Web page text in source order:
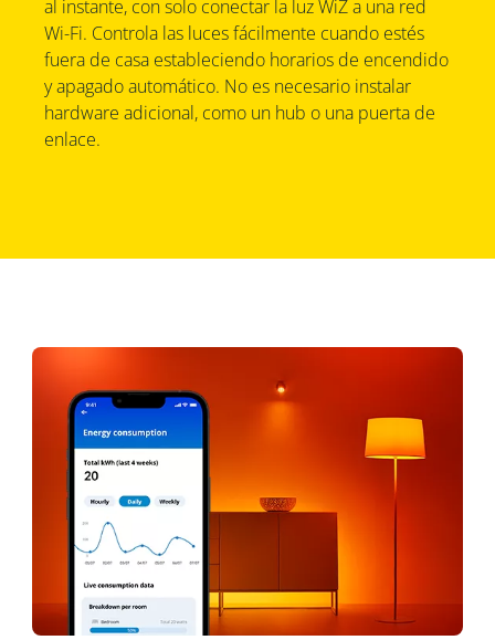
al instante, con solo conectar la luz WiZ a una red
Wi-Fi. Controla las luces fácilmente cuando estés
fuera de casa estableciendo horarios de encendido
y apagado automático. No es necesario instalar
hardware adicional, como un hub o una puerta de
enlace.